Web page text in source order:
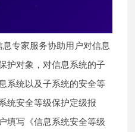
息专家服务协助用户对信息
护对象，对信息系统的子
系统以及子系统的安全等
统安全等级保护定级报
填写《信息系统安全等级